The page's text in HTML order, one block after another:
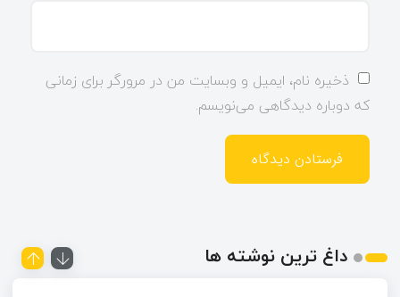
ذخیره نام، ایمیل و وبسایت من در مرورگر برای زمانی
که دوباره دیدگاهی می‌نویسم.
داغ ترین نوشته ها